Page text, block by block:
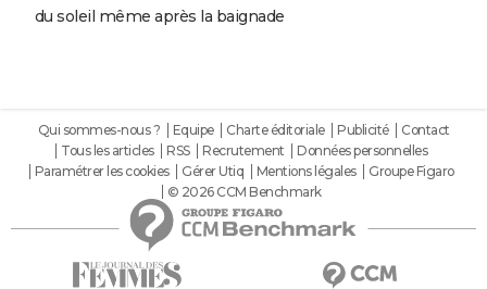
du soleil même après la baignade
Qui sommes-nous ? Equipe Charte éditoriale Publicité
Contact
Tous les articles
RSS Recrutement
Données personnelles
Paramétrer les cookies
Gérer Utiq Mentions légales
Groupe Figaro
© 2026 CCM Benchmark